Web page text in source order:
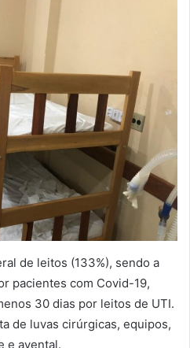
de leitos (133%), sendo a
pacientes com Covid-19,
30 dias por leitos de UTI.
de luvas cirúrgicas, equipos,
e avental.